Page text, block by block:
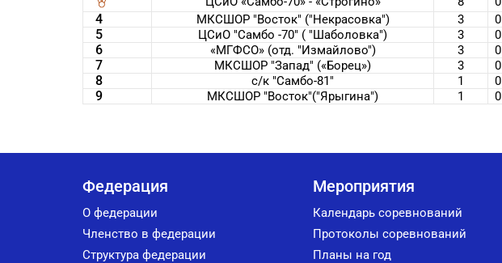
4 МКСШОР "Восток" ("Некрасовка") 3 0
5 ЦСиО "Самбо -70" ( "Шаболовка") 3 0
6 «МГФСО» (отд. "Измайлово") 3 0
7 МКСШОР "Запад" («Борец») 3 0
8 с/к "Самбо-81" 1 0
9 МКСШОР "Восток"("Ярыгина") 1 0
Федерация
О федерации
Членство в федерации
Структура федерации
Мероприятия
Календарь соревнований
Протоколы соревнований
Планы на год